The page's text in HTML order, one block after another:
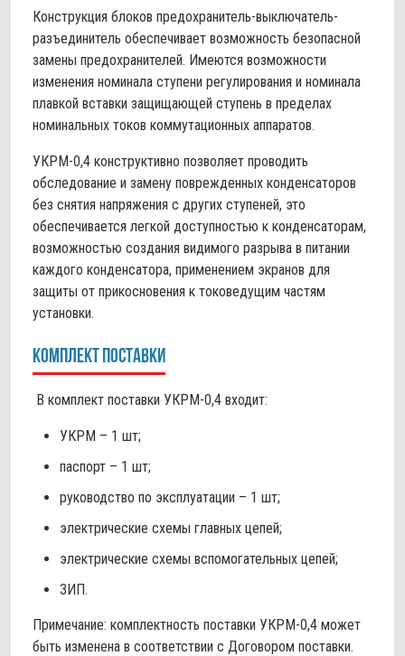
Конструкция блоков предохранитель-выключатель-
разъединитель обеспечивает возможность безопасной
замены предохранителей. Имеются возможности
изменения номинала ступени регулирования и номинала
плавкой вставки защищающей ступень в пределах
номинальных токов коммутационных аппаратов.
УКРМ-0,4 конструктивно позволяет проводить
обследование и замену поврежденных конденсаторов
без снятия напряжения с других ступеней, это
обеспечивается легкой доступностью к конденсаторам,
возможностью создания видимого разрыва в питании
каждого конденсатора, применением экранов для
защиты от прикосновения к токоведущим частям
установки.
Комплект поставки
В комплект поставки УКРМ-0,4 входит:
УКРМ – 1 шт;
паспорт – 1 шт;
руководство по эксплуатации – 1 шт;
электрические схемы главных цепей;
электрические схемы вспомогательных цепей;
ЗИП.
Примечание: комплектность поставки УКРМ-0,4 может
быть изменена в соответствии с Договором поставки.